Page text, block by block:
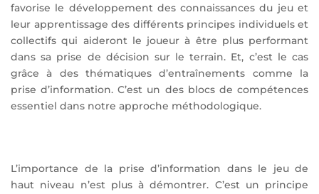
favorise le développement des connaissances du jeu et
leur apprentissage des différents principes individuels et
collectifs qui aideront le joueur à être plus performant
dans sa prise de décision sur le terrain. Et, c’est le cas
grâce à des thématiques d’entraînements comme la
prise d’information. C’est un des blocs de compétences
essentiel dans notre approche méthodologique.
L’importance de la prise d’information dans le jeu de
haut niveau n’est plus à démontrer. C’est un principe